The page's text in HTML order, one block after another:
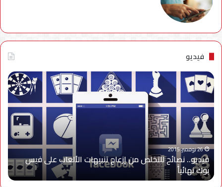
فيديو
فيديو..
نصائح
للتخلص
من
إزعاج
تنبيهات
الألعاب
على
فيس
بوك
نهائياًَ
26 نوفمبر، 2015
فيديو.. نصائح للتخلص من إزعاج تنبيهات الألعاب على فيس
بوك نهائياًَ